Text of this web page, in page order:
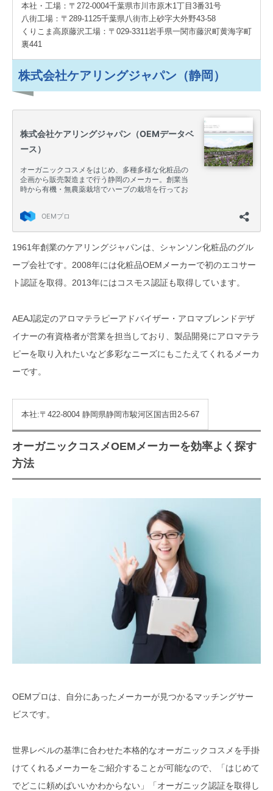
本社・工場：〒272-0004千葉県市川市原木1丁目3番31号
八街工場：〒289-1125千葉県八街市上砂字大外野43-58
くりこま高原藤沢工場：〒029-3311岩手県一関市藤沢町黄海字町
裏441
株式会社ケアリングジャパン（静岡）
1961年創業のケアリングジャパンは、シャンソン化粧品のグル
ープ会社です。2008年には化粧品OEMメーカーで初のエコサー
ト認証を取得。2013年にはコスモス認証も取得しています。
AEAJ認定のアロマテラピーアドバイザー・アロマブレンドデザ
イナーの有資格者が営業を担当しており、製品開発にアロマテラ
ピーを取り入れたいなど多彩なニーズにもこたえてくれるメーカ
ーです。
本社:〒422-8004 静岡県静岡市駿河区国吉田2-5-67
オーガニックコスメOEMメーカーを効率よく探す
方法
OEMプロは、自分にあったメーカーが見つかるマッチングサー
ビスです。
世界レベルの基準に合わせた本格的なオーガニックコスメを手掛
けてくれるメーカーをご紹介することが可能なので、「はじめて
でどこに頼めばいいかわからない」「オーガニック認証を取得し